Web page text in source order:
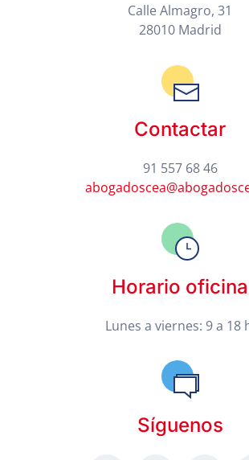
Calle Almagro, 31
28010 Madrid
Contactar
91 557 68 46
Horario oficina
Lunes a viernes: 9 a 18
Síguenos